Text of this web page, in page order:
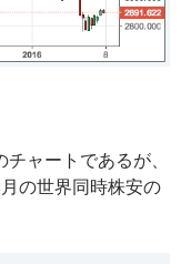
ャートであるが、
の世界同時株安の